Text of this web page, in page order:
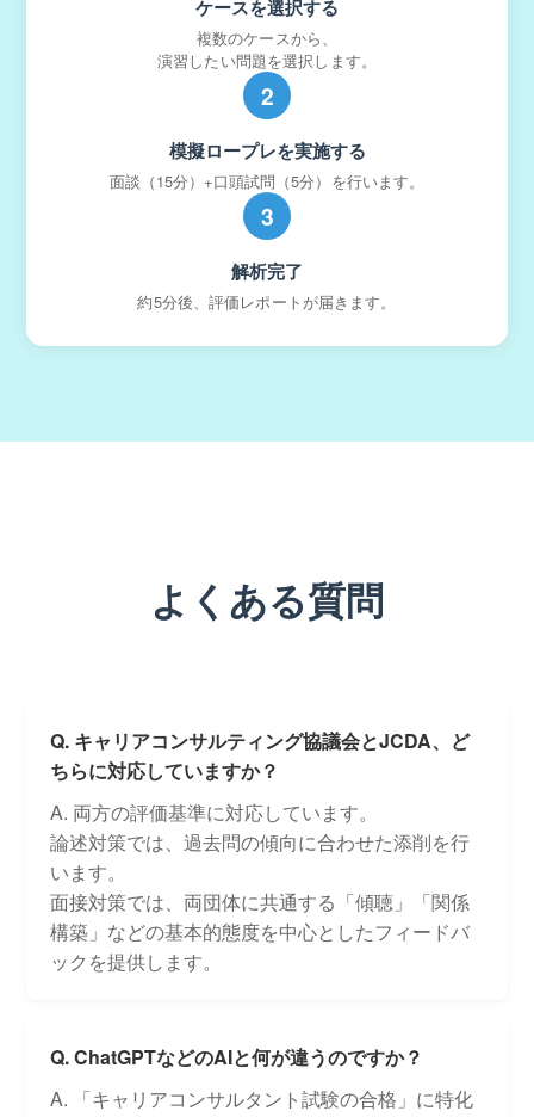
ケースを選択する
複数のケースから、
演習したい問題を選択します。
2
模擬ロープレを実施する
面談（15分）+口頭試問（5分）を行います。
3
解析完了
約5分後、評価レポートが届きます。
よくある質問
Q. キャリアコンサルティング協議会とJCDA、ど
ちらに対応していますか？
A. 両方の評価基準に対応しています。
論述対策では、過去問の傾向に合わせた添削を行
います。
面接対策では、両団体に共通する「傾聴」「関係
構築」などの基本的態度を中心としたフィードバ
ックを提供します。
Q. ChatGPTなどのAIと何が違うのですか？
A. 「キャリアコンサルタント試験の合格」に特化